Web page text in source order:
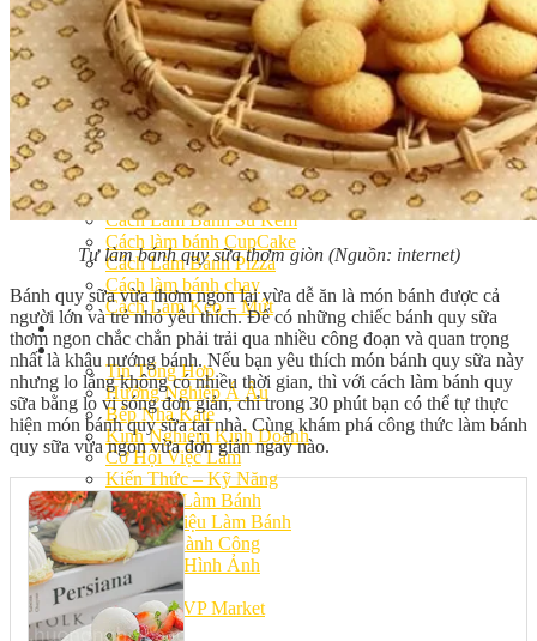
Đăng Ký Học
Công Thức
Cách Làm Bánh Việt
Cách Làm Bánh Âu
Cách Làm Bánh Kem
Cách Làm Bánh Mì
Cách Làm Bánh Trung Thu
Cách Làm Bánh Flan
Cách Làm Bánh Bao
Cách Làm Bánh Bông Lan
Cách Làm Bánh Su Kem
Cách làm bánh CupCake
Cách Làm Bánh Pizza
Cách làm bánh chay
Cách Làm Kẹo – Mứt
Video
Tin tức
Tin Tổng Hợp
Hướng Nghiệp Á Âu
Bếp Nhà Kate
Kinh Nghiệm Kinh Doanh
Cơ Hội Việc Làm
Kiến Thức – Kỹ Năng
Dụng Cụ Làm Bánh
Nguyên Liệu Làm Bánh
Gương Thành Công
Thư Viện Hình Ảnh
Hỏi Đáp
Siêu thị ĐVP Market
Việc Làm
Tự làm bánh quy sữa thơm giòn (Nguồn: internet)
Bánh quy sữa vừa thơm ngon lại vừa dễ ăn là món bánh được cả
người lớn và trẻ nhỏ yêu thích. Để có những chiếc bánh quy sữa
thơm ngon chắc chắn phải trải qua nhiều công đoạn và quan trọng
nhất là khâu nướng bánh. Nếu bạn yêu thích món bánh quy sữa này
nhưng lo lắng không có nhiều thời gian, thì với cách làm bánh quy
sữa bằng lo vi sóng đơn giản, chỉ trong 30 phút bạn có thể tự thực
hiện món bánh quy sữa tại nhà. Cùng khám phá công thức làm bánh
quy sữa vừa ngon vừa đơn giản ngay nào.